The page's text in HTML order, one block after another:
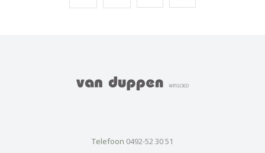
Telefoon 0492-52 30 51